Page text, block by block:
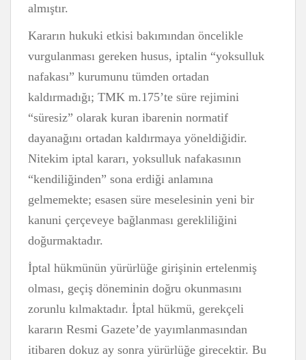
almıştır.
Kararın hukuki etkisi bakımından öncelikle
vurgulanması gereken husus, iptalin “yoksulluk
nafakası” kurumunu tümden ortadan
kaldırmadığı; TMK m.175’te süre rejimini
“süresiz” olarak kuran ibarenin normatif
dayanağını ortadan kaldırmaya yöneldiğidir.
Nitekim iptal kararı, yoksulluk nafakasının
“kendiliğinden” sona erdiği anlamına
gelmemekte; esasen süre meselesinin yeni bir
kanuni çerçeveye bağlanması gerekliliğini
doğurmaktadır.
İptal hükmünün yürürlüğe girişinin ertelenmiş
olması, geçiş döneminin doğru okunmasını
zorunlu kılmaktadır. İptal hükmü, gerekçeli
kararın Resmi Gazete’de yayımlanmasından
itibaren dokuz ay sonra yürürlüğe girecektir. Bu